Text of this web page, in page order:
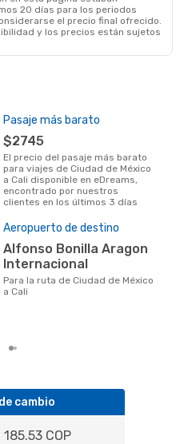
20 días para los periodos
el precio final ofrecido.
y los precios están sujetos
Pasaje más barato
$2745
El precio del pasaje más barato
para viajes de Ciudad de México
a Cali disponible en eDreams,
encontrado por nuestros
clientes en los últimos 3 días
Aeropuerto de destino
Alfonso Bonilla Aragon
Internacional
Para la ruta de Ciudad de México
a Cali
cambio
185.53 COP